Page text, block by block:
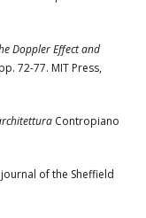
Doppler Effect and
72-77. MIT Press,
Contropiano
of the Sheffield